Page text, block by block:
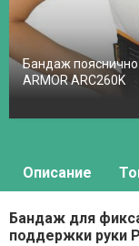
Бандаж
ARMOR ARC260K
Описание
Бандаж для
поддержки руки